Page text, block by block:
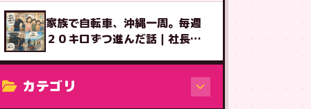
家族で自転車、沖縄一周。毎週
２０キロずつ進んだ話｜社長ブ
カテゴリ